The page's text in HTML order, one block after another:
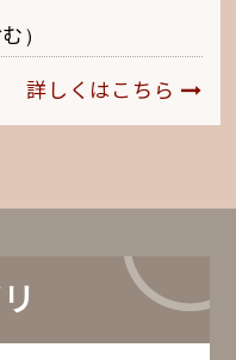
）
詳しくはこちら